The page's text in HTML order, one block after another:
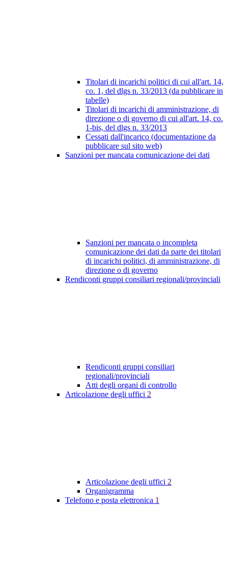
Titolari di incarichi politici di cui all'art. 14,
co. 1, del dlgs n. 33/2013 (da pubblicare in
tabelle)
Titolari di incarichi di amministrazione, di
direzione o di governo di cui all'art. 14, co.
1-bis, del dlgs n. 33/2013
Cessati dall'incarico (documentazione da
pubblicare sul sito web)
Sanzioni per mancata comunicazione dei dati
Sanzioni per mancata o incompleta
comunicazione dei dati da parte dei titolari
di incarichi politici, di amministrazione, di
direzione o di governo
Rendiconti gruppi consiliari regionali/provinciali
Rendiconti gruppi consiliari
regionali/provinciali
Atti degli organi di controllo
Articolazione degli uffici 2
Articolazione degli uffici 2
Organigramma
Telefono e posta elettronica 1